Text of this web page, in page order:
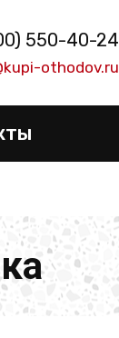
550-40-24
othodov.ru